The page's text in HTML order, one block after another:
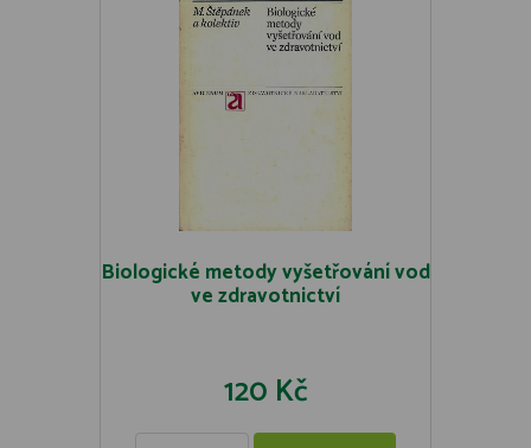
Biologické metody vyšetřování vod
ve zdravotnictví
120 Kč